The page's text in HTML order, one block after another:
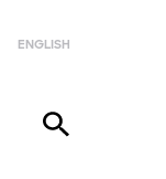
ENGLISH